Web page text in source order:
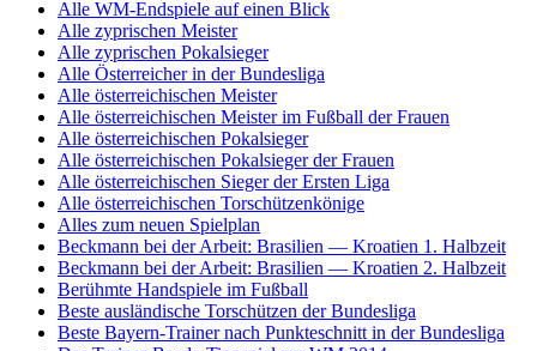
Alle WM-Endspiele auf einen Blick
Alle zyprischen Meister
Alle zyprischen Pokalsieger
Alle Österreicher in der Bundesliga
Alle österreichischen Meister
Alle österreichischen Meister im Fußball der Frauen
Alle österreichischen Pokalsieger
Alle österreichischen Pokalsieger der Frauen
Alle österreichischen Sieger der Ersten Liga
Alle österreichischen Torschützenkönige
Alles zum neuen Spielplan
Beckmann bei der Arbeit: Brasilien — Kroatien 1. Halbzeit
Beckmann bei der Arbeit: Brasilien — Kroatien 2. Halbzeit
Berühmte Handspiele im Fußball
Beste ausländische Torschützen der Bundesliga
Beste Bayern-Trainer nach Punkteschnitt in der Bundesliga